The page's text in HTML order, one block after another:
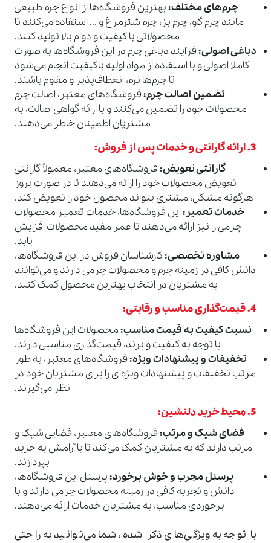
چرم‌های مختلف:بهترین فروشگاه‌ها از انواع چرم طبیعی
مانند چرم گاو، چرم بز، چرم شترمرغ و ... استفاده می‌کنند تا
محصولاتی با کیفیت و دوام بالا تولید کنند.
دباغی اصولی:فرآیند دباغی چرم در این فروشگاه‌ها به صورت
کاملا اصولی و با استفاده از مواد اولیه باکیفیت انجام می‌شود
تا چرم‌ها نرم، انعطاف‌پذیر و مقاوم باشند.
تضمین اصالت چرم:فروشگاه‌های معتبر، اصالت چرم
محصولات خود را تضمین می‌کنند و با ارائه گواهی اصالت، به
مشتریان اطمینان خاطر می‌دهند.
3. ارائه گارانتی و خدمات پس از فروش:
گارانتی تعویض:فروشگاه‌های معتبر، معمولاً گارانتی
تعویض محصولات خود را ارائه می‌دهند تا در صورت بروز
هرگونه مشکل، مشتری بتواند محصول خود را تعویض کند.
خدمات تعمیر:این فروشگاه‌ها، خدمات تعمیر محصولات
چرمی را نیز ارائه می‌دهند تا عمر مفید محصولات افزایش
یابد.
مشاوره تخصصی:کارشناسان فروش در این فروشگاه‌ها،
دانش کافی در زمینه چرم و محصولات چرمی دارند و می‌توانند
به مشتریان در انتخاب بهترین محصول کمک کنند.
4. قیمت‌گذاری مناسب و رقابتی:
نسبت کیفیت به قیمت مناسب:محصولات این فروشگاه‌ها
با توجه به کیفیت و برند، قیمت‌گذاری مناسبی دارند.
تخفیفات و پیشنهادات ویژه:فروشگاه‌های معتبر، به طور
مرتب تخفیفات و پیشنهادات ویژه‌ای را برای مشتریان خود در
نظر می‌گیرند.
5. محیط خرید دلنشین:
فضای شیک و مرتب:فروشگاه‌های معتبر، فضایی شیک و
مرتب دارند که به مشتریان کمک می‌کند تا با آرامش به خرید
بپردازند.
پرسنل مجرب و خوش برخورد:پرسنل این فروشگاه‌ها،
دانش و تجربه کافی در زمینه محصولات چرمی دارند و با
برخوردی مناسب، به مشتریان خدمات ارائه می‌دهند.
با توجه به ویژگی‌های ذکر شده، شما می‌توانید به راحتی